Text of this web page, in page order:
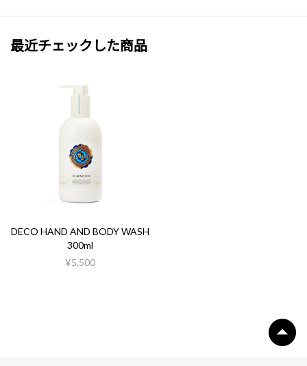
最近チェックした商品
DECO HAND AND BODY WASH
300ml
¥5,500